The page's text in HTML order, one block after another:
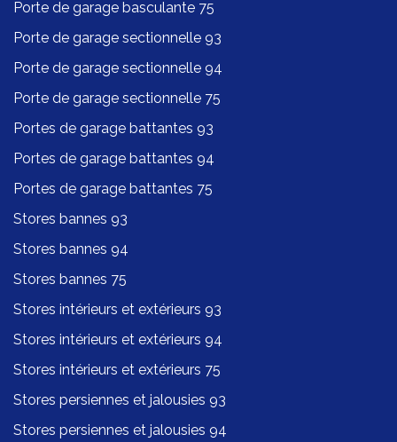
Porte de garage basculante 75
Porte de garage sectionnelle 93
Porte de garage sectionnelle 94
Porte de garage sectionnelle 75
Portes de garage battantes 93
Portes de garage battantes 94
Portes de garage battantes 75
Stores bannes 93
Stores bannes 94
Stores bannes 75
Stores intérieurs et extérieurs 93
Stores intérieurs et extérieurs 94
Stores intérieurs et extérieurs 75
Stores persiennes et jalousies 93
Stores persiennes et jalousies 94